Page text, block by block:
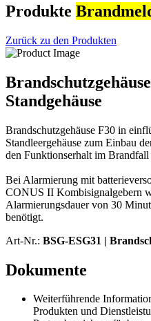
Produkte
Zurück zu den Produkten
Standgehäuse
Brandschutzgehäuse F30 in
Standleergehäuse zum Einbau
den Funktionserhalt im
Bei Alarmierung mit
CONUS II Kombisignalgebern
Alarmierungsdauer von 30
benötigt.
Art-Nr.: BSG-ESG31 |
Dokumente
Weiterführende
Produkten und